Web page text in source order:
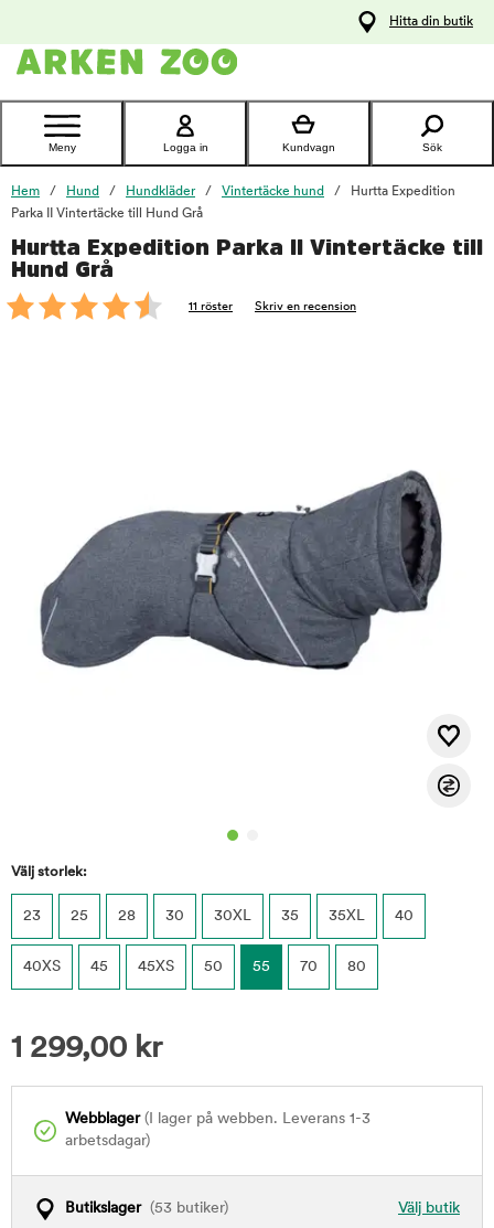
Kontakta
Hitta din butik
Meny Logga in Kundvagn Sök
Hem Hund Hundkläder Vintertäcke hund
Hurtta Expedition
Parka II Vintertäcke till Hund Grå
Hurtta Expedition Parka II Vintertäcke till
Hund Grå
11 röster Skriv en recension
Välj storlek:
23 25 28 30 30XL 35 35XL 40
40XS 45 45XS 50 55 70 80
1 299,00 kr
Webblager(I lager på webben. Leverans 1-3
arbetsdagar)
Välj butik
Butikslager(53 butiker)
foo